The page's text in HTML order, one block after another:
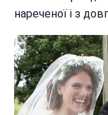
нареченої і з